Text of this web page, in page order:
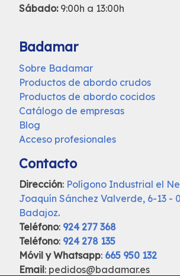
Sábado: 9:00h a 13:00h
Badamar
Sobre Badamar
Productos de abordo crudos
Productos de abordo cocidos
Catálogo de empresas
Blog
Acceso profesionales
Contacto
Dirección: Polígono Industrial el
Joaquín Sánchez Valverde, 6-13 -
Badajoz.
Teléfono: 924 277 368
Teléfono: 924 278 135
Móvil y Whatsapp: 665 950 132
Email: pedidos@badamar.es